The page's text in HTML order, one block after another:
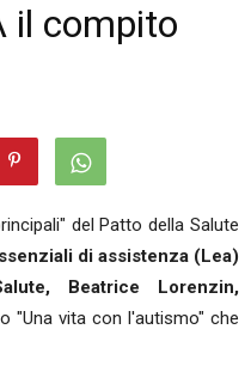
il compito
del Patto della Salute
di assistenza (Lea)
Beatrice Lorenzin,
"Una vita con l'autismo" che